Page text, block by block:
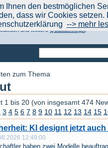
Aktuelle Nachrichten|
Sie schon?
für Gesundheitsthemen
und weitereQualitätssiegel.
zum Thema
1 bis 20 (von insgesamt 474
3 4 5 6 7 8 9 10 11 12 13 14 15
KI designt jetzt auch
12:49:00
haben zwei Modelle
Ihnen den bestmöglichen
dass wir Cookies
--> mehr